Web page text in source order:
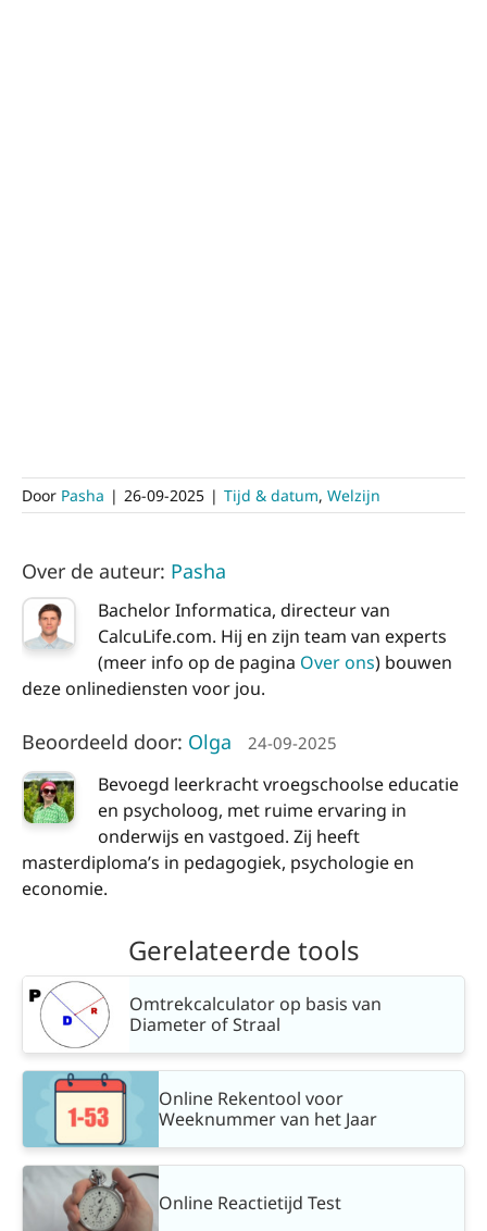
Door Pasha | 26-09-2025 | Tijd & datum, Welzijn
Over de auteur: Pasha
Bachelor Informatica, directeur van
CalcuLife.com. Hij en zijn team van experts
(meer info op de pagina Over ons) bouwen
deze onlinediensten voor jou.
Beoordeeld door: Olga 24-09-2025
Bevoegd leerkracht vroegschoolse educatie
en psycholoog, met ruime ervaring in
onderwijs en vastgoed. Zij heeft
masterdiploma’s in pedagogiek, psychologie en
economie.
Gerelateerde tools
Omtrekcalculator op basis van
Diameter of Straal
Online Rekentool voor
Weeknummer van het Jaar
Online Reactietijd Test